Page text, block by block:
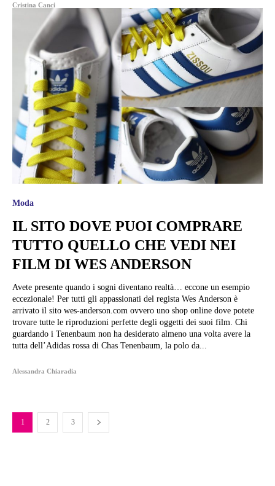
Cristina Canci
Moda
IL SITO DOVE PUOI COMPRARE
TUTTO QUELLO CHE VEDI NEI
FILM DI WES ANDERSON
Avete presente quando i sogni diventano realtà… eccone un esempio
eccezionale! Per tutti gli appassionati del regista Wes Anderson è
arrivato il sito wes-anderson.com ovvero uno shop online dove potete
trovare tutte le riproduzioni perfette degli oggetti dei suoi film. Chi
guardando i Tenenbaum non ha desiderato almeno una volta avere la
tutta dell’Adidas rossa di Chas Tenenbaum, la polo da...
Alessandra Chiaradia
1 2 3